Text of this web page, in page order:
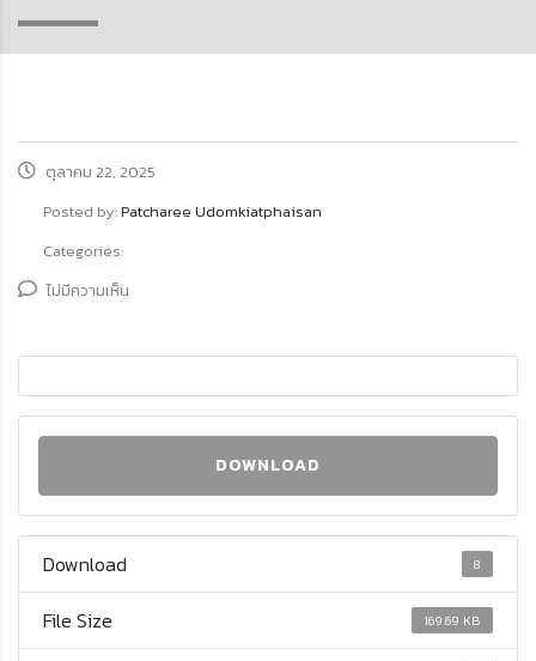
ตุลาคม 22, 2025
Posted by:Patcharee Udomkiatphaisan
Categories:
ไม่มีความเห็น
DOWNLOAD
Download 8
File Size 169.69 KB